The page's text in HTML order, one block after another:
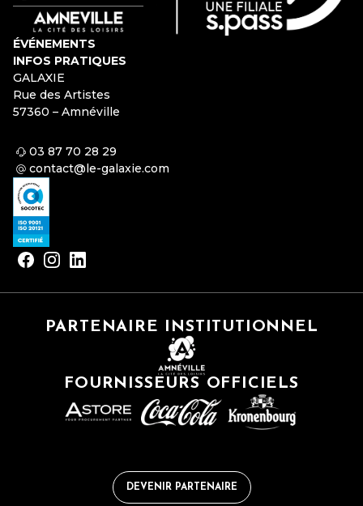
ÉVÉNEMENTS
INFOS PRATIQUES
GALAXIE
Rue des Artistes
57360 – Amnéville
03 87 70 28 29
contact@le-galaxie.com
PARTENAIRE INSTITUTIONNEL
FOURNISSEURS OFFICIELS
DEVENIR PARTENAIRE